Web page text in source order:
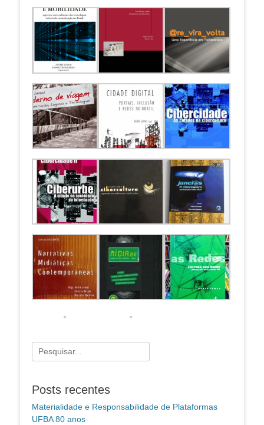
Pesquisar
por:
Posts recentes
Materialidade e Responsabilidade de Plataformas
UFBA 80 anos